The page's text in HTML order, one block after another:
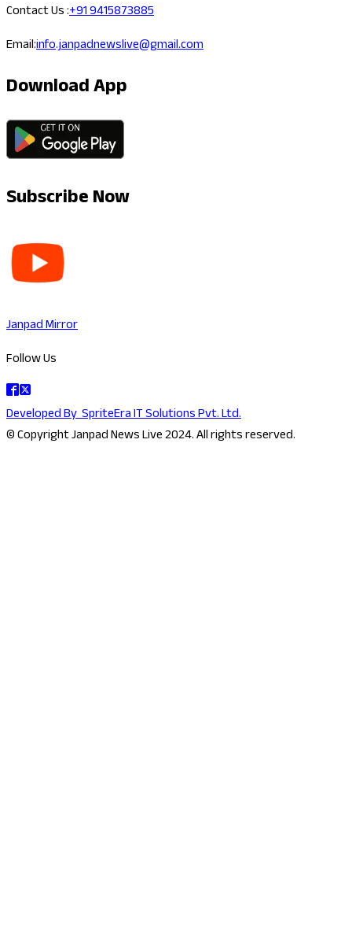
Contact Us :+91 9415873885
Email:info.janpadnewslive@gmail.com
Download App
Subscribe Now
Janpad Mirror
Follow Us
Developed BySpriteEra IT Solutions Pvt. Ltd.
© Copyright Janpad News Live 2024. All rights reserved.